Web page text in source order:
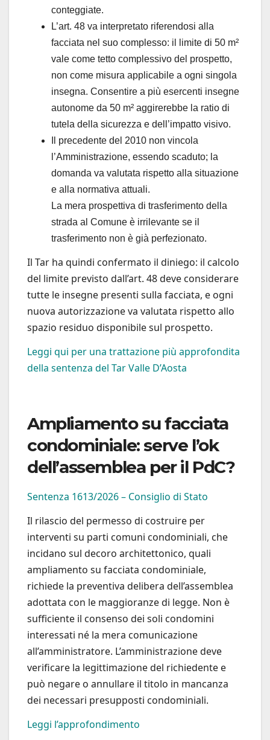
conteggiate.
L’art. 48 va interpretato riferendosi alla
facciata nel suo complesso: il limite di 50 m²
vale come tetto complessivo del prospetto,
non come misura applicabile a ogni singola
insegna. Consentire a più esercenti insegne
autonome da 50 m² aggirerebbe la ratio di
tutela della sicurezza e dell’impatto visivo.
Il precedente del 2010 non vincola
l’Amministrazione, essendo scaduto; la
domanda va valutata rispetto alla situazione
e alla normativa attuali.
La mera prospettiva di trasferimento della
strada al Comune è irrilevante se il
trasferimento non è già perfezionato.
Il Tar ha quindi confermato il diniego: il calcolo
del limite previsto dall’art. 48 deve considerare
tutte le insegne presenti sulla facciata, e ogni
nuova autorizzazione va valutata rispetto allo
spazio residuo disponibile sul prospetto.
Leggi qui per una trattazione più approfondita
della sentenza del Tar Valle D’Aosta
Ampliamento su facciata
condominiale: serve l’ok
dell’assemblea per il PdC?
Sentenza 1613/2026 – Consiglio di Stato
Il rilascio del permesso di costruire per
interventi su parti comuni condominiali, che
incidano sul decoro architettonico, quali
ampliamento su facciata condominiale,
richiede la preventiva delibera dell’assemblea
adottata con le maggioranze di legge. Non è
sufficiente il consenso dei soli condomini
interessati né la mera comunicazione
all’amministratore. L’amministrazione deve
verificare la legittimazione del richiedente e
può negare o annullare il titolo in mancanza
dei necessari presupposti condominiali.
Leggi l’approfondimento